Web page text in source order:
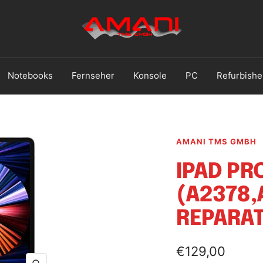
Handy
Reparatur
Notebooks Fernseher Konsole PC
AMANI TMS GMBH
IPAD
Angebotspreis
€129,00